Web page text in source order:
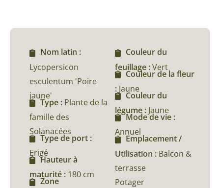
Nom latin :
Lycopersicon
esculentum 'Poire
jaune'
Type : Plante de la
famille des
Solanacées
Type de port :
Erigé
Hauteur à
maturité : 180 cm
Zone
Couleur du
feuillage :Vert
Couleur de la fleur
: Jaune
Couleur du
légume : Jaune
Mode de vie :
Annuel
Emplacement /
Utilisation : Balcon &
terrasse
Potager